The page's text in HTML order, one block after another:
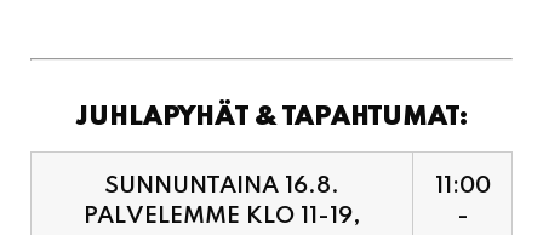
PALVELEMME KLO 11-19,
VIIMEISET TILAUKSET
KEITTIÖÖN KLO 18:30.
-
19:00